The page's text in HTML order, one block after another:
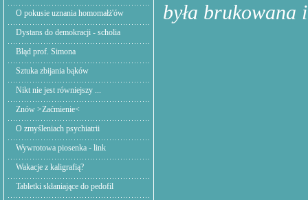
O pokusie uznania homomałż'ów
Dystans do demokracji - scholia
Błąd prof. Simona
Sztuka zbijania bąków
Nikt nie jest równiejszy ...
Znów >Zaćmienie<
O zmyśleniach psychiatrii
Wywrotowa piosenka - link
Wakacje z kaligrafią?
Tabletki skłaniające do pedofil
była brukowana